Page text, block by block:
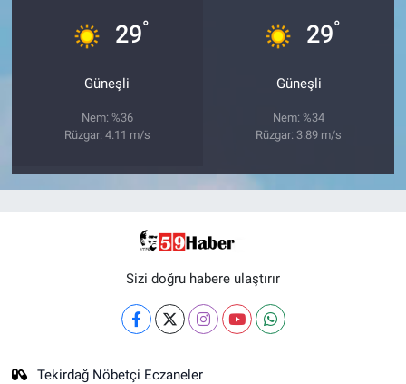
29°
Güneşli
Nem: %36
Rüzgar: 4.11 m/s
29°
Güneşli
Nem: %34
Rüzgar: 3.89 m/s
Sizi doğru habere ulaştırır
Tekirdağ Nöbetçi Eczaneler